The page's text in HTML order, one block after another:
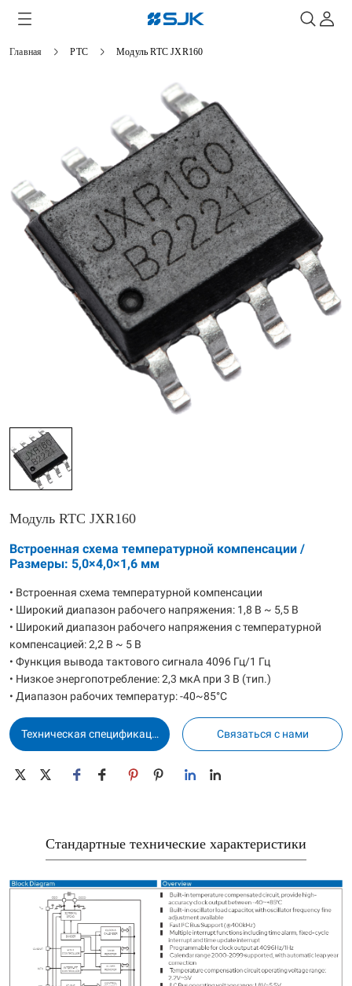
Главная РТС Модуль RTC JXR160
Модуль RTC JXR160
Встроенная схема температурной компенсации /
Размеры: 5,0×4,0×1,6 мм
• Встроенная схема температурной компенсации
• Широкий диапазон рабочего напряжения: 1,8 В ~ 5,5 В
• Широкий диапазон рабочего напряжения с температурной
компенсацией: 2,2 В ~ 5 В
• Функция вывода тактового сигнала 4096 Гц/1 Гц
• Низкое энергопотребление: 2,3 мкА при 3 В (тип.)
• Диапазон рабочих температур: -40~85°C
Техническая спецификаци
я
Связаться с нами
Стандартные технические характеристики